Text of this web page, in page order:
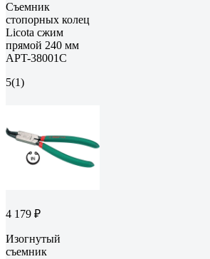
Съемник
стопорных колец
Licota сжим
прямой 240 мм
APT-38001C
5(1)
4 179 ₽
Изогнутый
съемник